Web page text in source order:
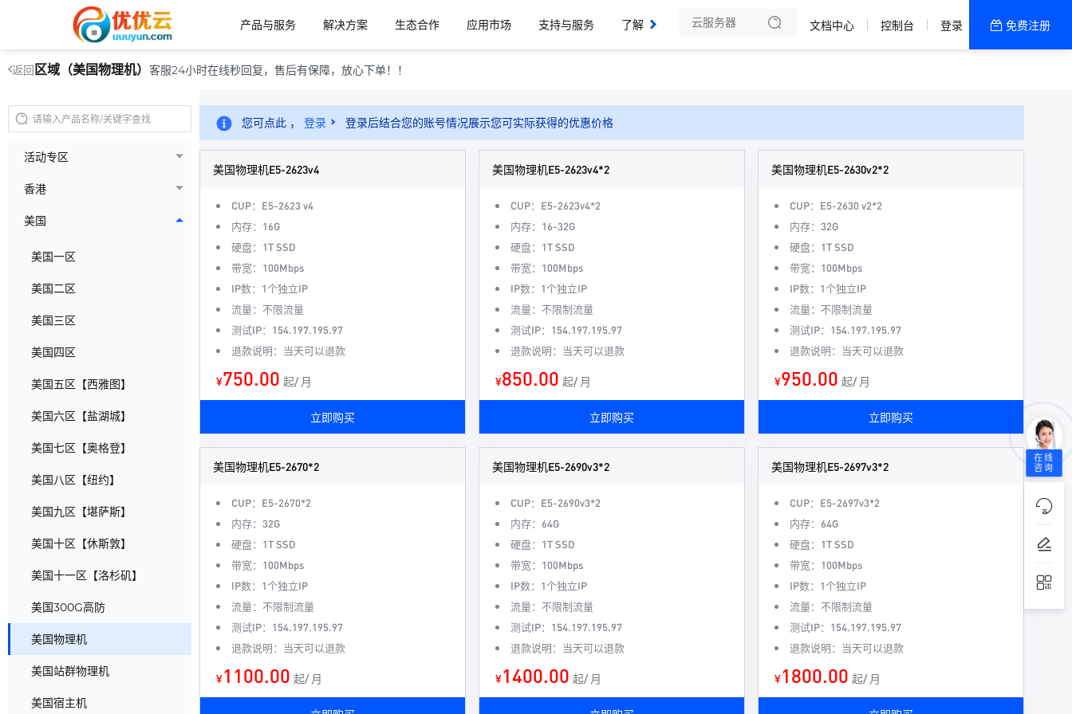
产品与服务 解决方案 生态合作 应用市场 支持与服务
了解我们
文档中心 控制台 登录 免费注册
返回 区域（美国物理机） 客服24小时在线秒回复，售后有保障，放心下单！！
活动专区
香港
美国
美国一区
美国二区
美国三区
美国四区
美国五区【西雅图】
美国六区【盐湖城】
美国七区【奥格登】
美国八区【纽约】
美国九区【堪萨斯】
美国十区【休斯敦】
美国十一区【洛杉矶】
美国300G高防
美国物理机
美国站群物理机
美国宿主机
您可点此 ， 登录 登录后结合您的账号情况展示您可实际获得的优惠价格
美国物理机E5-2623v4
CUP：E5-2623 v4
内存：16G
硬盘：1T SSD
带宽：100Mbps
IP数：1个独立IP
流量：不限流量
测试IP：154.197.195.97
退款说明：当天可以退款
¥750.00 起/ 月
立即购买
美国物理机E5-2623v4*2
CUP：E5-2623v4*2
内存：16-32G
硬盘：1T SSD
带宽：100Mbps
IP数：1个独立IP
流量：不限制流量
测试IP：154.197.195.97
退款说明：当天可以退款
¥850.00 起/ 月
立即购买
美国物理机E5-2630v2*2
CUP：E5-2630 v2*2
内存：32G
硬盘：1T SSD
带宽：100Mbps
IP数：1个独立IP
流量：不限制流量
测试IP：154.197.195.97
退款说明：当天可以退款
¥950.00 起/ 月
立即购买
美国物理机E5-2670*2
CUP：E5-2670*2
内存：32G
硬盘：1T SSD
带宽：100Mbps
IP数：1个独立IP
流量：不限制流量
测试IP：154.197.195.97
退款说明：当天可以退款
¥1100.00 起/ 月
美国物理机E5-2690v3*2
CUP：E5-2690v3*2
内存：64G
硬盘：1T SSD
带宽：100Mbps
IP数：1个独立IP
流量：不限制流量
测试IP：154.197.195.97
退款说明：当天可以退款
¥1400.00 起/ 月
美国物理机E5-2697v3*2
CUP：E5-2697v3*2
内存：64G
硬盘：1T SSD
带宽：100Mbps
IP数：1个独立IP
流量：不限制流量
测试IP：154.197.195.97
退款说明：当天可以退款
¥1800.00 起/ 月
在线
咨询